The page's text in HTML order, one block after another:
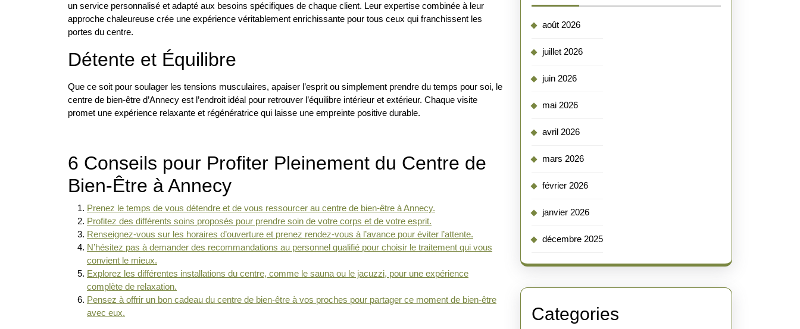
un service personnalisé et adapté aux besoins spécifiques de chaque client. Leur expertise combinée à leur
approche chaleureuse crée une expérience véritablement enrichissante pour tous ceux qui franchissent les
portes du centre.
Détente et Équilibre
Que ce soit pour soulager les tensions musculaires, apaiser l’esprit ou simplement prendre du temps pour soi, le
centre de bien-être d’Annecy est l’endroit idéal pour retrouver l’équilibre intérieur et extérieur. Chaque visite
promet une expérience relaxante et régénératrice qui laisse une empreinte positive durable.
6 Conseils pour Profiter Pleinement du Centre de
Bien-Être à Annecy
Prenez le temps de vous détendre et de vous ressourcer au centre de bien-être à Annecy.
Profitez des différents soins proposés pour prendre soin de votre corps et de votre esprit.
Renseignez-vous sur les horaires d’ouverture et prenez rendez-vous à l’avance pour éviter l’attente.
N’hésitez pas à demander des recommandations au personnel qualifié pour choisir le traitement qui vous
convient le mieux.
Explorez les différentes installations du centre, comme le sauna ou le jacuzzi, pour une expérience
complète de relaxation.
Pensez à offrir un bon cadeau du centre de bien-être à vos proches pour partager ce moment de bien-être
avec eux.
août 2026
juillet 2026
juin 2026
mai 2026
avril 2026
mars 2026
février 2026
janvier 2026
décembre 2025
Categories